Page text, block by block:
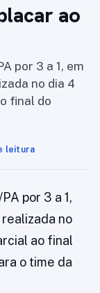
ao
por 3 a 1, em
no dia 4
final do
leitura
por 3 a 1,
no
ao final
o time da